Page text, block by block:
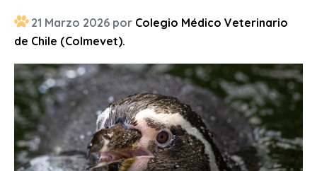
21 Marzo 2026 por Colegio Médico Veterinario
de Chile (Colmevet).